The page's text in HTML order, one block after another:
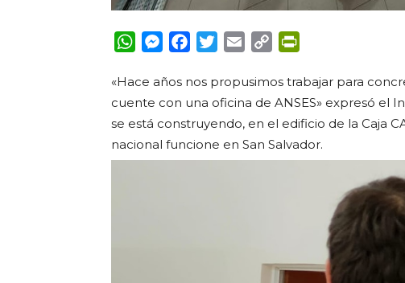
WhatsApp
Messenger
FacebookTwitterEmail Copy
«Hace años nos propusimos trabajar para
cuente con una oficina de ANSES» expresó el
se está construyendo, en el edificio de la Caja
nacional funcione en San Salvador.